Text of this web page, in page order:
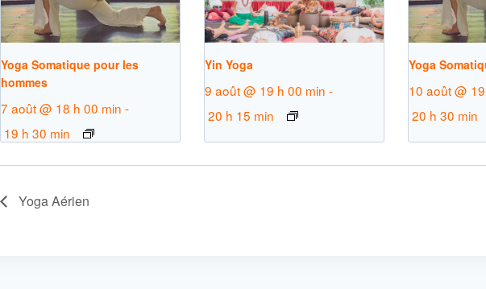
Yoga Somatique pour les
hommes
7 août @ 18 h 00 min -
19 h 30 min
Yin Yoga
9 août @ 19 h 00 min -
20 h 15 min
Yoga
10 août @
20 h 30 min
Yoga Aérien